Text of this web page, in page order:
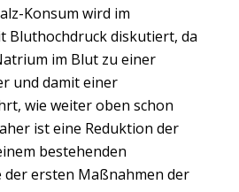
Konsum wird im
Bluthochdruck diskutiert, da
im Blut zu einer
und damit einer
wie weiter oben schon
ist eine Reduktion der
bestehenden
der ersten Maßnahmen der